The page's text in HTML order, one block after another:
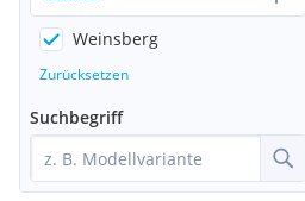
Weinsberg
Zurücksetzen
Suchbegriff